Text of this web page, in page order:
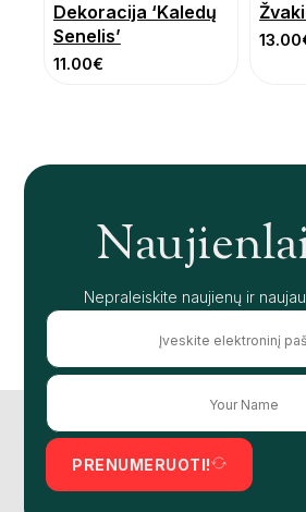
Dekoracija ‘Kaledų
Senelis’
11.00€
13.00
Nepraleiskite naujienų ir
PRENUMERUOTI!